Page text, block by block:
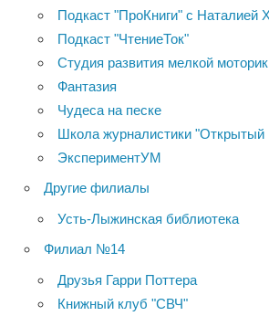
Подкаст "ПроКниги" с Наталией
Подкаст "ЧтениеТок"
Студия развития мелкой
Фантазия
Чудеса на песке
Школа журналистики "Открытый
ЭкспериментУМ
Другие филиалы
Усть-Лыжинская библиотека
Филиал №14
Друзья Гарри Поттера
Книжный клуб "СВЧ"